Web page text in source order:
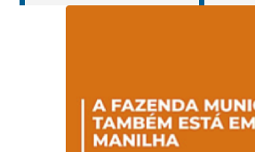
Magalhães Seabra